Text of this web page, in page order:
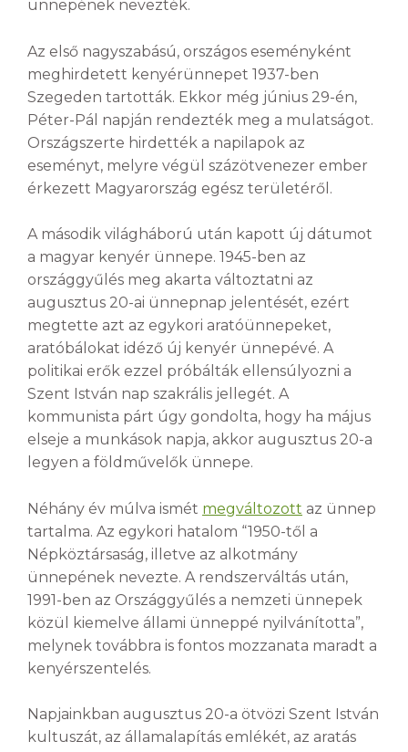
ünnepének nevezték.
Az első nagyszabású, országos eseményként
meghirdetett kenyérünnepet 1937-ben
Szegeden tartották. Ekkor még június 29-én,
Péter-Pál napján rendezték meg a mulatságot.
Országszerte hirdették a napilapok az
eseményt, melyre végül százötvenezer ember
érkezett Magyarország egész területéről.
A második világháború után kapott új dátumot
a magyar kenyér ünnepe. 1945-ben az
országgyűlés meg akarta változtatni az
augusztus 20-ai ünnepnap jelentését, ezért
megtette azt az egykori aratóünnepeket,
aratóbálokat idéző új kenyér ünnepévé. A
politikai erők ezzel próbálták ellensúlyozni a
Szent István nap szakrális jellegét. A
kommunista párt úgy gondolta, hogy ha május
elseje a munkások napja, akkor augusztus 20-a
legyen a földművelők ünnepe.
Néhány év múlva ismét megváltozott az ünnep
tartalma. Az egykori hatalom “1950-től a
Népköztársaság, illetve az alkotmány
ünnepének nevezte. A rendszerváltás után,
1991-ben az Országgyűlés a nemzeti ünnepek
közül kiemelve állami ünneppé nyilvánította”,
melynek továbbra is fontos mozzanata maradt a
kenyérszentelés.
Napjainkban augusztus 20-a ötvözi Szent István
kultuszát, az államalapítás emlékét, az aratás